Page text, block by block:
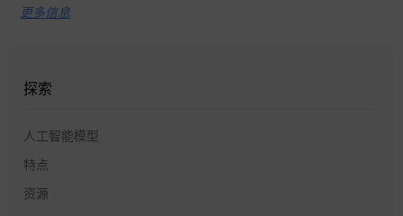
更多信息
探索
人工智能模型
特点
资源